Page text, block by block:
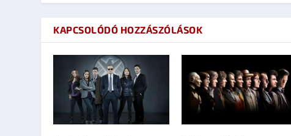
KAPCSOLÓDÓ HOZZÁSZÓLÁSOK